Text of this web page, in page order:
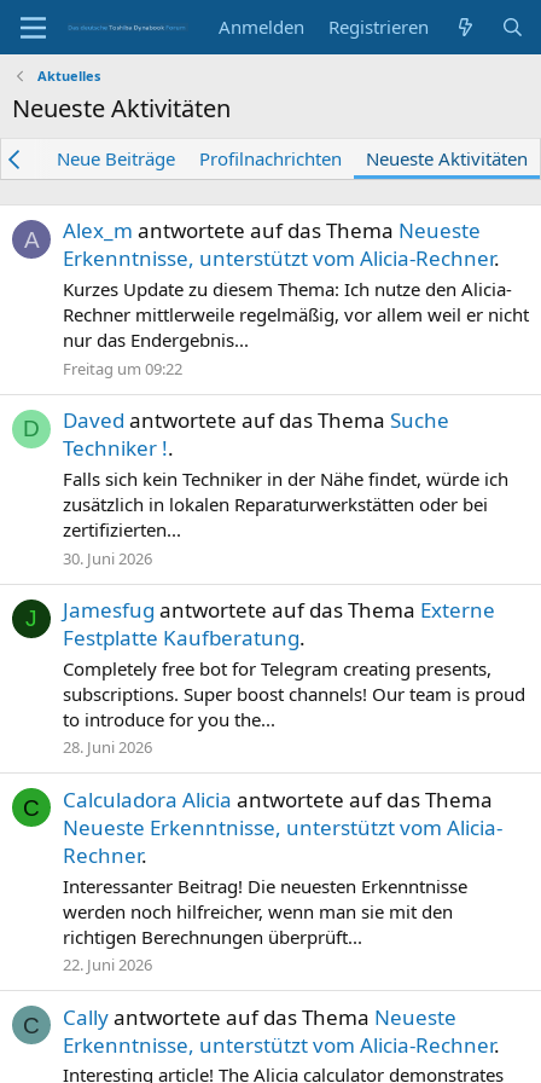
Anmelden Registrieren
Aktuelles
Neueste Aktivitäten
Neue Beiträge Profilnachrichten Neueste Aktivitäten
A Alex_m antwortete auf das Thema Neueste
Erkenntnisse, unterstützt vom Alicia-Rechner.
Kurzes Update zu diesem Thema: Ich nutze den Alicia-
Rechner mittlerweile regelmäßig, vor allem weil er nicht
nur das Endergebnis...
Freitag um 09:22
D Daved antwortete auf das Thema Suche
Techniker !.
Falls sich kein Techniker in der Nähe findet, würde ich
zusätzlich in lokalen Reparaturwerkstätten oder bei
zertifizierten...
30. Juni 2026
J Jamesfug antwortete auf das Thema Externe
Festplatte Kaufberatung.
Completely free bot for Telegram creating presents,
subscriptions. Super boost channels! Our team is proud
to introduce for you the...
28. Juni 2026
C Calculadora Alicia antwortete auf das Thema
Neueste Erkenntnisse, unterstützt vom Alicia-
Rechner.
Interessanter Beitrag! Die neuesten Erkenntnisse
werden noch hilfreicher, wenn man sie mit den
richtigen Berechnungen überprüft...
22. Juni 2026
C Callyantwortete auf das Thema Neueste
Erkenntnisse, unterstützt vom Alicia-Rechner.
Interesting article! The Alicia calculator demonstrates